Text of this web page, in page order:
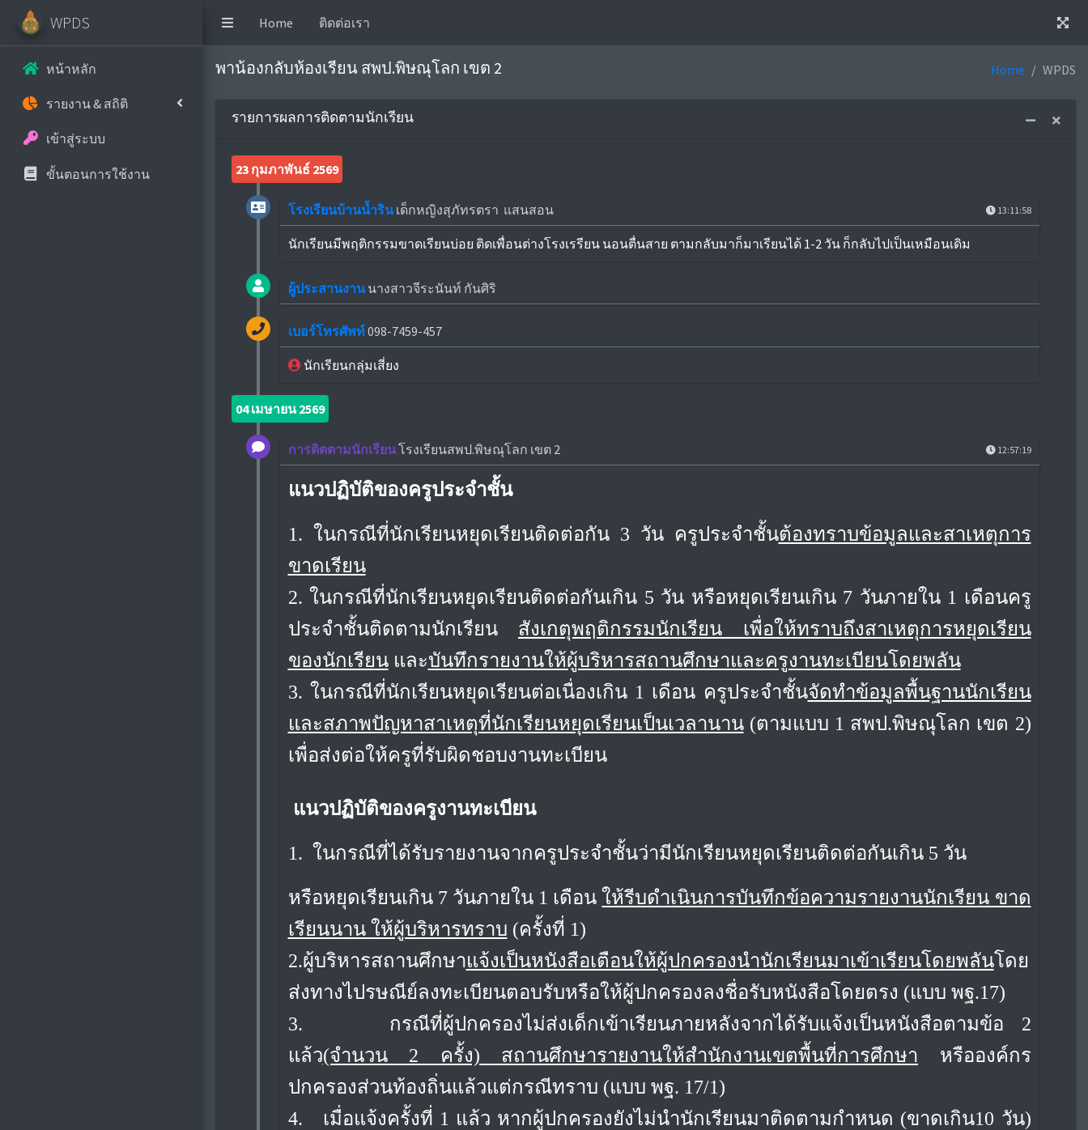
Home ติดต่อเรา
WPDS
หน้าหลัก
รายงาน & สถิติ
เข้าสู่ระบบ
ขั้นตอนการใช้งาน
พาน้องกลับห้องเรียน สพป.พิษณุโลก เขต 2 Home WPDS
รายการผลการติดตามนักเรียน
23 กุมภาพันธ์ 2569
13:11:58
โรงเรียนบ้านน้ำรินเด็กหญิงสุภัทรตรา แสนสอน
นักเรียนมีพฤติกรรมขาดเรียนบ่อย ติดเพื่อนต่างโรงเรรียน นอนตื่นสาย ตามกลับมาก็มาเรียนได้ 1-2 วัน ก็กลับไปเป็นเหมือนเดิม
ผู้ประสานงานนางสาวจีระนันท์ กันศิริ
เบอร์โทรศัพท์098-7459-457
นักเรียนกลุ่มเสี่ยง
04 เมษายน 2569
12:57:19
การติดตามนักเรียนโรงเรียนสพป.พิษณุโลก เขต 2
แนวปฏิบัติของครูประจำชั้น
1. ในกรณีที่นักเรียนหยุดเรียนติดต่อกัน 3 วัน ครูประจำชั้นต้องทราบข้อมูลและสาเหตุการ
ขาดเรียน
2. ในกรณีที่นักเรียนหยุดเรียนติดต่อกันเกิน 5 วัน หรือหยุดเรียนเกิน 7 วันภายใน 1 เดือนครู
ประจำชั้นติดตามนักเรียน สังเกตุพฤติกรรมนักเรียน เพื่อให้ทราบถึงสาเหตุการหยุดเรียน
ของนักเรียนและบันทึกรายงานให้ผู้บริหารสถานศึกษาและครูงานทะเบียนโดยพลัน
3. ในกรณีที่นักเรียนหยุดเรียนต่อเนื่องเกิน 1 เดือน ครูประจำชั้นจัดทำข้อมูลพื้นฐานนักเรียน
และสภาพปัญหาสาเหตุที่นักเรียนหยุดเรียนเป็นเวลานาน(ตามแบบ 1 สพป.พิษณุโลก เขต 2)
เพื่อส่งต่อให้ครูที่รับผิดชอบงานทะเบียน
แนวปฏิบัติของครูงานทะเบียน
1. ในกรณีที่ได้รับรายงานจากครูประจำชั้นว่ามีนักเรียนหยุดเรียนติดต่อกันเกิน 5 วัน
หรือหยุดเรียนเกิน 7 วันภายใน 1 เดือนให้รีบดำเนินการบันทึกข้อความรายงานนักเรียน ขาด
เรียนนาน ให้ผู้บริหารทราบ (ครั้งที่ 1)
2.ผู้บริหารสถานศึกษาแจ้งเป็นหนังสือเตือนให้ผู้ปกครองนำนักเรียนมาเข้าเรียนโดยพลันโดย
ส่งทางไปรษณีย์ลงทะเบียนตอบรับหรือให้ผู้ปกครองลงชื่อรับหนังสือโดยตรง (แบบ พฐ.17)
3.
กรณีที่ผู้ปกครองไม่ส่งเด็กเข้าเรียนภายหลังจากได้รับแจ้งเป็นหนังสือตามข้อ 2
แล้ว(จำนวน 2 ครั้ง) สถานศึกษารายงานให้สำนักงานเขตพื้นที่การศึกษา หรือองค์กร
ปกครองส่วนท้องถิ่นแล้วแต่กรณีทราบ (แบบ พฐ. 17/1)
4.
เมื่อแจ้งครั้งที่ 1 แล้ว หากผู้ปกครองยังไม่นำนักเรียนมาติดตามกำหนด (ขาดเกิน10 วัน)